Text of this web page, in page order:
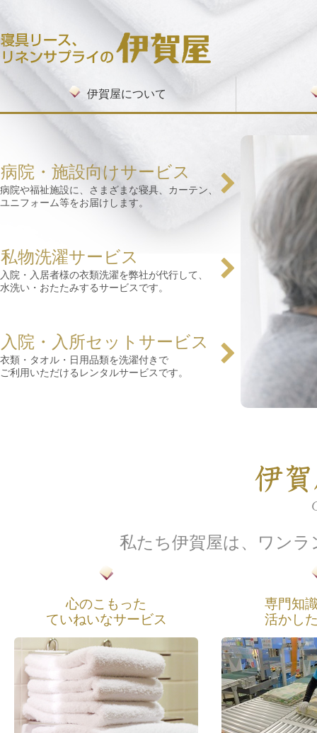
コンテンツへ移動
伊賀屋について
病院・施設向けサービス
病院や福祉施設に、さまざまな寝具、カーテン、
ユニフォーム等をお届けします。
私物洗濯サービス
入院・入居者様の衣類洗濯を弊社が代行して、
水洗い・おたたみするサービスです。
入院・入所セットサービス
衣類・タオル・日用品類を洗濯付きで
ご利用いただけるレンタルサービスです。
私たち伊賀屋は、ワン
心のこもった
ていねいなサービス
専門知
活かし